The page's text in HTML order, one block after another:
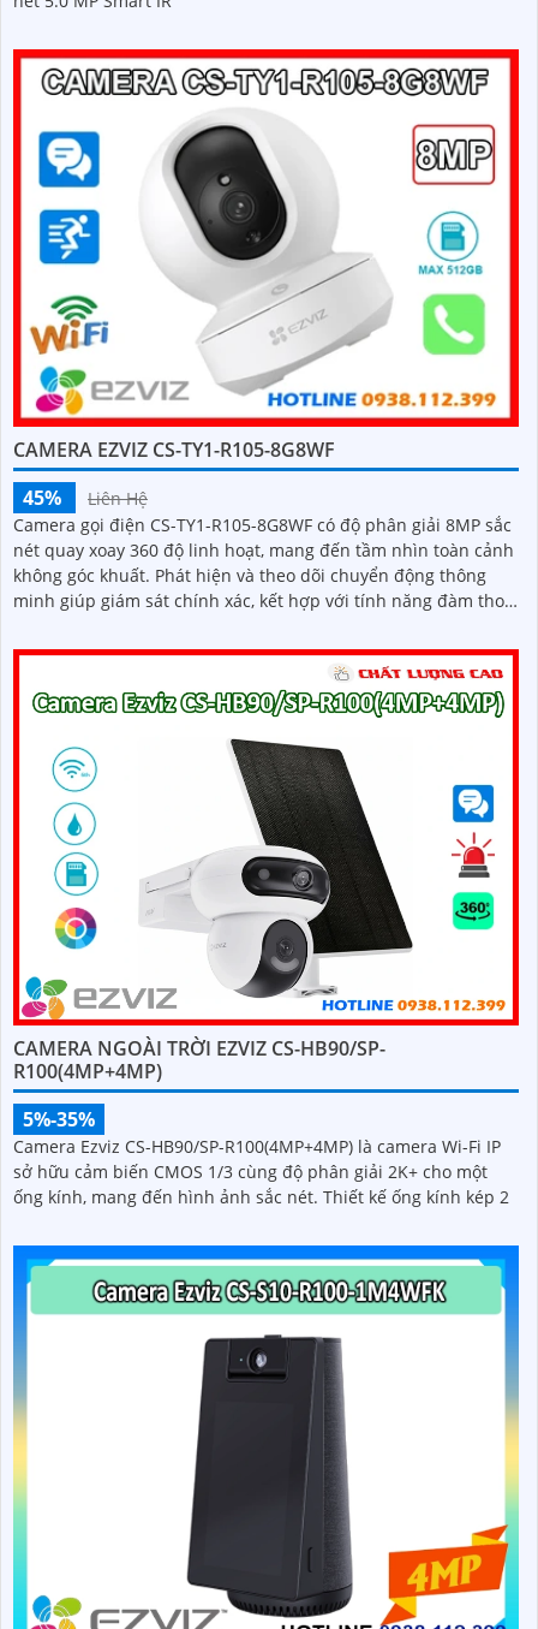
CAMERA EZVIZ CS-TY1-R105-8G8WF
45%
Liên Hệ
Camera gọi điện CS-TY1-R105-8G8WF có độ phân giải 8MP sắc
nét quay xoay 360 độ linh hoạt, mang đến tầm nhìn toàn cảnh
không góc khuất. Phát hiện và theo dõi chuyển động thông
minh giúp giám sát chính xác, kết hợp với tính năng đàm thoại
CAMERA NGOÀI TRỜI EZVIZ CS-HB90/SP-
R100(4MP+4MP)
5%-35%
Camera Ezviz CS-HB90/SP-R100(4MP+4MP) là camera Wi-Fi IP
sở hữu cảm biến CMOS 1/3 cùng độ phân giải 2K+ cho một
ống kính, mang đến hình ảnh sắc nét. Thiết kế ống kính kép 2